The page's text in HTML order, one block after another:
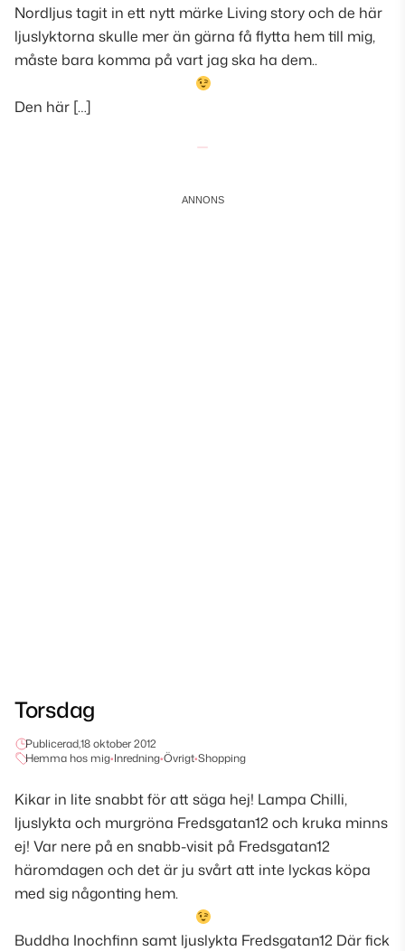
Nordljus tagit in ett nytt märke Living story och de här
ljuslyktorna skulle mer än gärna få flytta hem till mig,
måste bara komma på vart jag ska ha dem..
Den här […]
Torsdag
Publicerad,18 oktober 2012
Hemma hos mig•Inredning•Övrigt•Shopping
Kikar in lite snabbt för att säga hej! Lampa Chilli,
ljuslykta och murgröna Fredsgatan12 och kruka minns
ej! Var nere på en snabb-visit på Fredsgatan12
häromdagen och det är ju svårt att inte lyckas köpa
med sig någonting hem.
Buddha Inochfinn samt ljuslykta Fredsgatan12 Där fick